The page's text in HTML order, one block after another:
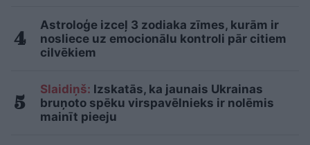
Astroloģe izceļ 3 zodiaka zīmes, kurām ir
nosliece uz emocionālu kontroli pār citiem
cilvēkiem
Slaidiņš: Izskatās, ka jaunais Ukrainas
bruņoto spēku virspavēlnieks ir nolēmis
mainīt pieeju